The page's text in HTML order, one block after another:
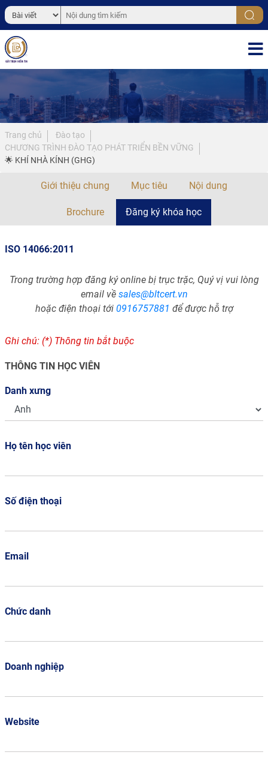
Trang chủ
Đào tạo
CHƯƠNG TRÌNH ĐÀO TẠO PHÁT TRIỂN BỀN VỮNG
🌟 KHÍ NHÀ KÍNH (GHG)
Giới thiệu chung Mục tiêu Nội dung
Brochure Đăng ký khóa học
ISO 14066:2011
Trong trường hợp đăng ký online bị trục trặc, Quý vị vui lòng
email về sales@bltcert.vn
hoặc điện thoại tới 0916757881 để được hỗ trợ
Ghi chú: (*) Thông tin bắt buộc
THÔNG TIN HỌC VIÊN
Danh xưng
Họ tên học viên
Số điện thoại
Email
Chức danh
Doanh nghiệp
Website